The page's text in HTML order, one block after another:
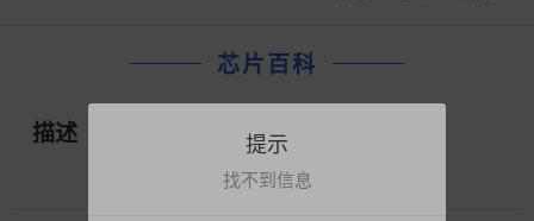
芯片百科
描述 提示
找不到信息